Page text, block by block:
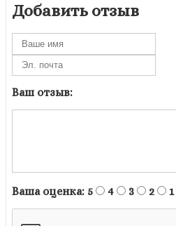
Добавить отзыв
Ваш отзыв:
Ваша оценка: 5 4 3 2 1